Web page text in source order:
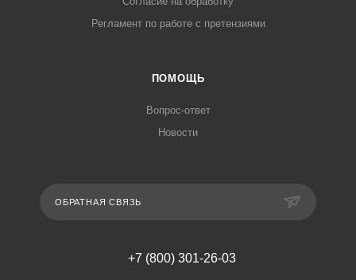
Регламент по работе с претензиями
ПОМОЩЬ
Вопрос-ответ
Новости
ОБРАТНАЯ СВЯЗЬ
+7 (800) 301-26-03